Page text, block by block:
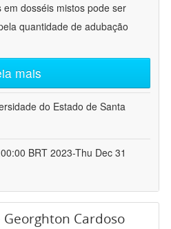
dosséis mistos pode ser
quantidade de adubação
mais
do Estado de Santa
BRT 2023-Thu Dec 31
Cardoso